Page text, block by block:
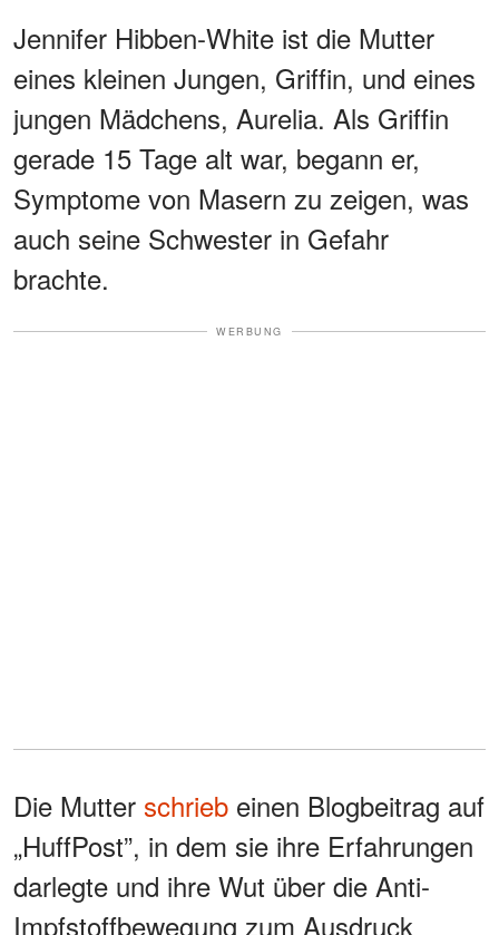
Jennifer Hibben-White ist die Mutter
eines kleinen Jungen, Griffin, und eines
jungen Mädchens, Aurelia. Als Griffin
gerade 15 Tage alt war, begann er,
Symptome von Masern zu zeigen, was
auch seine Schwester in Gefahr
brachte.
WERBUNG
Die Mutter schrieb einen Blogbeitrag auf
„HuffPost”, in dem sie ihre Erfahrungen
darlegte und ihre Wut über die Anti-
Impfstoffbewegung zum Ausdruck